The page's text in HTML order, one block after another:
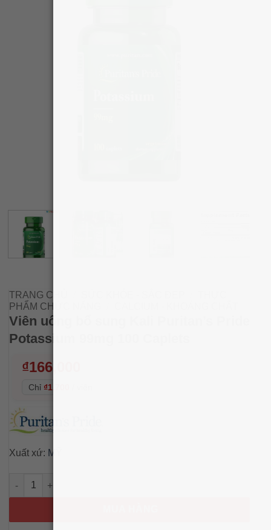
TRANG CHỦ
PHẨM CHỨC NĂNG
Viên uống bổ sung Kali Puritan’s Pride
Potassium 99mg 100 Caplets
₫166,000
Chỉ ₫1,700
Xuất xứ: MỸ
Viên uống bổ sung Kali Puritan’s Pride Potassium 99mg 100